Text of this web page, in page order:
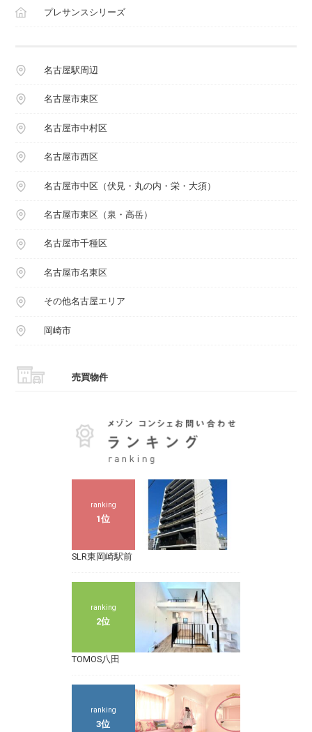
プレサンスシリーズ
名古屋駅周辺
名古屋市東区
名古屋市中村区
名古屋市西区
名古屋市中区（伏見・丸の内・栄・大須）
名古屋市東区（泉・高岳）
名古屋市千種区
名古屋市名東区
その他名古屋エリア
岡崎市
売買物件
ranking
1位
SLR東岡崎駅前
ranking
2位
TOMOS八田
ranking
3位